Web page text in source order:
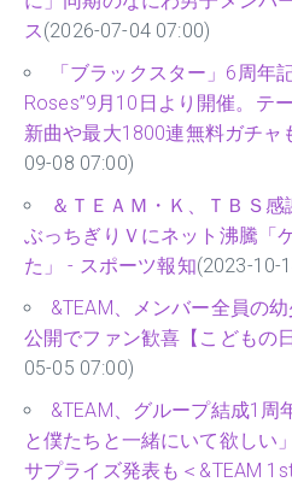
ス(2026-07-04 07:00)
「ブラックスター」6周年
Roses”9月10日より開催。テ
新曲や最大1800連無料ガチャ
09-08 07:00)
＆ＴＥＡＭ・Ｋ、ＴＢＳ
ぶっちぎりＶにネット沸騰「
た」 - スポーツ報知(2023-10-
&TEAM、メンバー全員の
公開でファン歓喜【こどもの
05-05 07:00)
&TEAM、グループ結成1周
と僕たちと一緒にいて欲しい
サプライズ発表も＜&TEAM